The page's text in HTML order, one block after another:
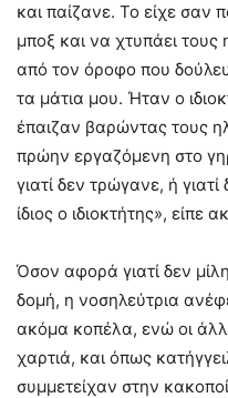
και παίζανε. Το είχε σαν
μποξ και να χτυπάει
από τον όροφο που
τα μάτια μου. Ήταν ο
έπαιζαν βαρώντας τους
πρώην εργαζόμενη στο
γιατί δεν τρώγανε, ή
ίδιος ο ιδιοκτήτης», είπε
Όσον αφορά γιατί δεν
δομή, η νοσηλεύτρια
ακόμα κοπέλα, ενώ οι
χαρτιά, και όπως
συμμετείχαν στην